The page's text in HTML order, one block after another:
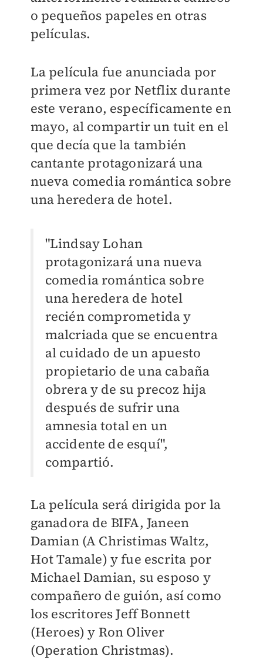
o pequeños papeles en otras
películas.
La película fue anunciada por
primera vez por Netflix durante
este verano, específicamente en
mayo, al compartir un tuit en el
que decía que la también
cantante protagonizará una
nueva comedia romántica sobre
una heredera de hotel.
"Lindsay Lohan
protagonizará una nueva
comedia romántica sobre
una heredera de hotel
recién comprometida y
malcriada que se encuentra
al cuidado de un apuesto
propietario de una cabaña
obrera y de su precoz hija
después de sufrir una
amnesia total en un
accidente de esquí",
compartió.
La película será dirigida por la
ganadora de BIFA, Janeen
Damian (A Christimas Waltz,
Hot Tamale) y fue escrita por
Michael Damian, su esposo y
compañero de guión, así como
los escritores Jeff Bonnett
(Heroes) y Ron Oliver
(Operation Christmas).